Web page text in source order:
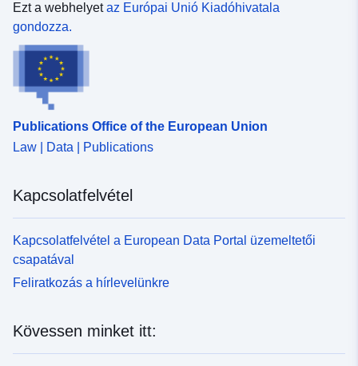
Ezt a webhelyetaz Európai Unió Kiadóhivatala
gondozza.
Publications Office of the European Union
Law | Data | Publications
Kapcsolatfelvétel
Kapcsolatfelvétel a European Data Portal üzemeltetői
csapatával
Feliratkozás a hírlevelünkre
Kövessen minket itt: